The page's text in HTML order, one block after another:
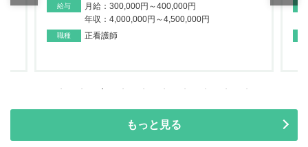
給与
月給：300,000円～400,000円
年収：4,000,000円～4,500,000円
職種 正看護師
もっと見る